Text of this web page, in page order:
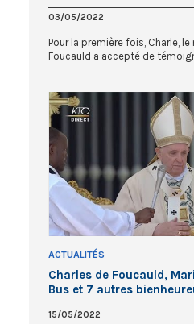
03/05/2022
Pour la première fois, Charle,
Foucauld a accepté de
ACTUALITÉS
Charles de Foucauld,
Bus et 7 autres
saints
15/05/2022